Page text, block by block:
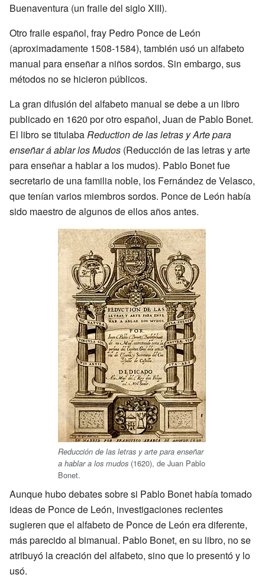
Buenaventura (un fraile del siglo XIII).
Otro fraile español, fray Pedro Ponce de León
(aproximadamente 1508-1584), también usó un alfabeto
manual para enseñar a niños sordos. Sin embargo, sus
métodos no se hicieron públicos.
La gran difusión del alfabeto manual se debe a un libro
publicado en 1620 por otro español, Juan de Pablo Bonet.
El libro se titulabaReduction de las letras y Arte para
enseñar á ablar los Mudos (Reducción de las letras y arte
para enseñar a hablar a los mudos). Pablo Bonet fue
secretario de una familia noble, los Fernández de Velasco,
que tenían varios miembros sordos. Ponce de León había
sido maestro de algunos de ellos años antes.
Reducción de las letras y arte para enseñar
a hablar a los mudos (1620), de Juan Pablo
Bonet.
Aunque hubo debates sobre si Pablo Bonet había tomado
ideas de Ponce de León, investigaciones recientes
sugieren que el alfabeto de Ponce de León era diferente,
más parecido al bimanual. Pablo Bonet, en su libro, no se
atribuyó la creación del alfabeto, sino que lo presentó y lo
usó.